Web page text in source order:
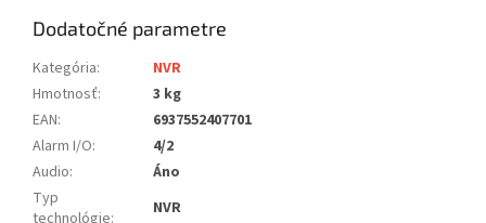
Dodatočné parametre
Kategória:
NVR
Hmotnosť:
3 kg
EAN:
6937552407701
Alarm I/O:
4/2
Audio:
Áno
Typ
NVR